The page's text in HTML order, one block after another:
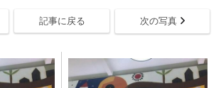
記事に戻る 次の写真